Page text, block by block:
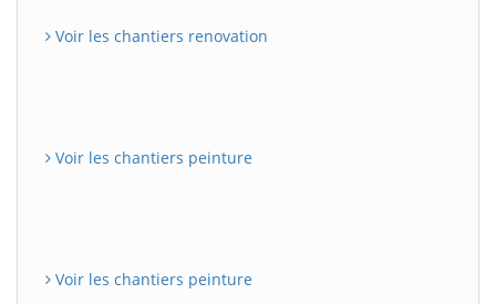
Voir les chantiers renovation
Voir les chantiers peinture
Voir les chantiers peinture